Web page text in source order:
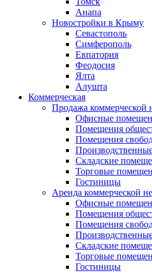
Анапа
Новостройки в Крыму
Севастополь
Симферополь
Евпатория
Феодосия
Ялта
Алушта
Коммерческая
Продажа коммерческой
Офисные
Помещения
Помещения
Складские
Торговые
Гостиницы
Аренда коммерческой
Офисные
Помещения
Помещения
Складские
Торговые
Гостиницы